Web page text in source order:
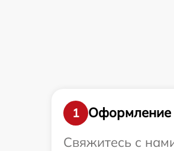
1
Оформление
Свяжитесь с